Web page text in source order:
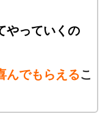
やっていくの
んでもらえるこ